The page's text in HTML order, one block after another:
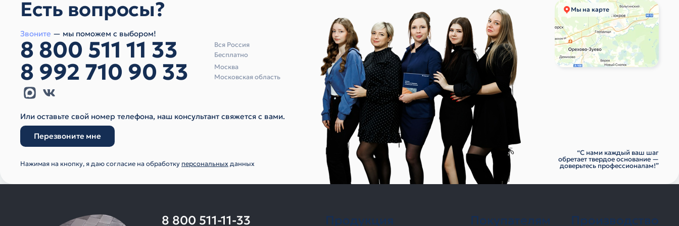
Есть вопросы?
Звоните — мы поможем с выбором!
8 800 511 11 33
Вся Россия
Бесплатно
8 992 710 90 33
Москва
Московская область
Или оставьте свой номер телефона, наш консультант свяжется с вами.
Перезвоните мне
Нажимая на кнопку, я даю согласие на обработку персональныхданных
Мы на карте
“С нами каждый ваш шаг
обретает твердое основание —
доверьтесь профессионалам!”
8 800 511-11-33
Продукция Покупателям Производство